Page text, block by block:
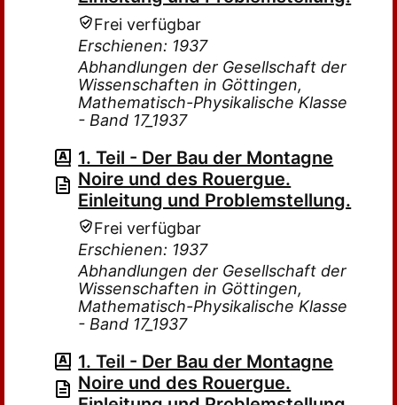
Frei verfügbar
Erschienen: 1937
Abhandlungen der Gesellschaft der
Wissenschaften in Göttingen,
Mathematisch-Physikalische Klasse
- Band 17_1937
1. Teil - Der Bau der Montagne
Noire und des Rouergue.
Einleitung und Problemstellung.
Frei verfügbar
Erschienen: 1937
Abhandlungen der Gesellschaft der
Wissenschaften in Göttingen,
Mathematisch-Physikalische Klasse
- Band 17_1937
1. Teil - Der Bau der Montagne
Noire und des Rouergue.